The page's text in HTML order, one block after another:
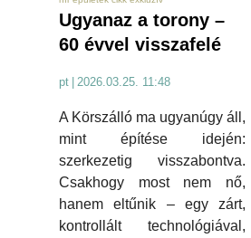
Ugyanaz a torony –
60 évvel visszafelé
pt | 2026.03.25. 11:48
A Körszálló ma ugyanúgy áll,
mint építése idején:
szerkezetig visszabontva.
Csakhogy most nem nő,
hanem eltűnik – egy zárt,
kontrollált technológiával,